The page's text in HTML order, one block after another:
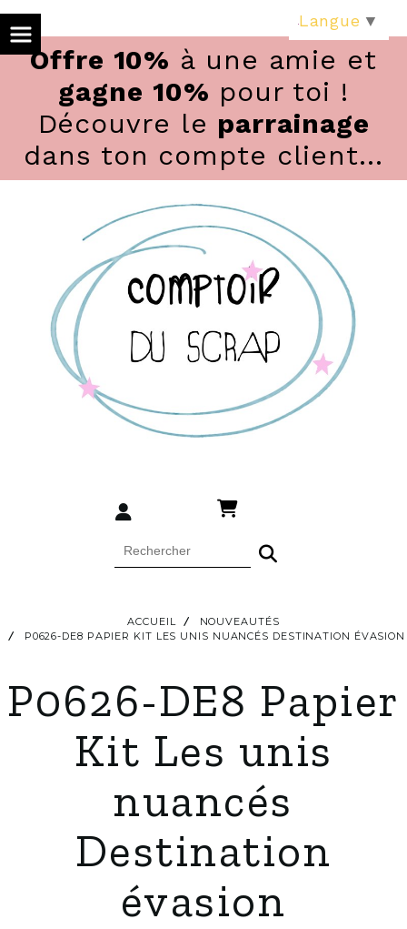
Offre 10% à une amie et
gagne 10% pour toi !
Découvre le parrainage
dans ton compte client...
ACCUEIL
NOUVEAUTÉS
P0626-DE8 PAPIER KIT LES UNIS NUANCÉS DESTINATION ÉVASION
P0626-DE8 Papier
Kit Les unis
nuancés
Destination
évasion
Langue ▼